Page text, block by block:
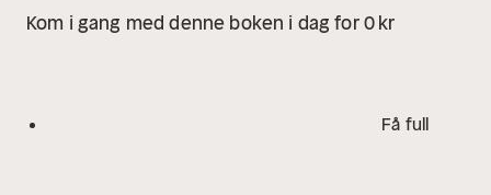
hensatt til tenårene igjen, og oppdager at det er på
høy tid å finne ut hvem hun egentlig er.
Kom i gang med denne boken i dag for 0 kr
Få full